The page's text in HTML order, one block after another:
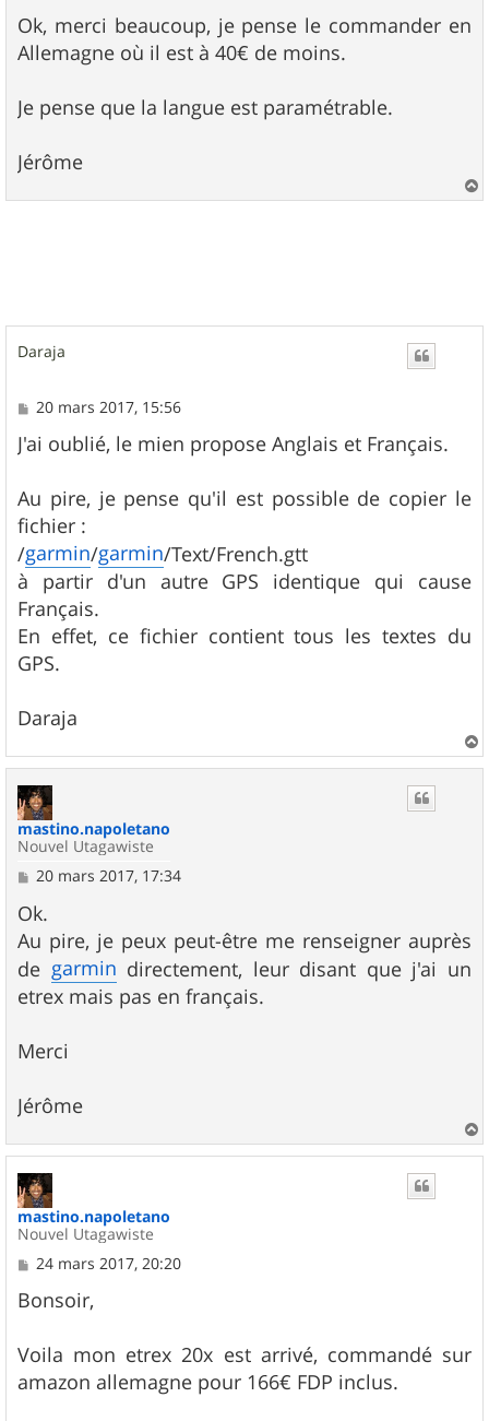
s
s
a
Ok, merci beaucoup, je pense le commander en
Allemagne où il est à 40€ de moins.
Je pense que la langue est paramétrable.
Jérôme
a
Daraja
M
s
s
g
e
20 mars 2017, 15:56
J'ai oublié, le mien propose Anglais et Français.
Au pire, je pense qu'il est possible de copier le
fichier :
/garmin/garmin/Text/French.gtt
à partir d'un autre GPS identique qui cause
Français.
En effet, ce fichier contient tous les textes du
GPS.
Daraja
a
mastino.napoletano
Nouvel Utagawiste
M
s
s
a
g
e
20 mars 2017, 17:34
Ok.
Au pire, je peux peut-être me renseigner auprès
de garmin directement, leur disant que j'ai un
etrex mais pas en français.
Merci
Jérôme
a
u
mastino.napoletano
Nouvel Utagawiste
M
s
s
g
e
24 mars 2017, 20:20
Bonsoir,
Voila mon etrex 20x est arrivé, commandé sur
amazon allemagne pour 166€ FDP inclus.